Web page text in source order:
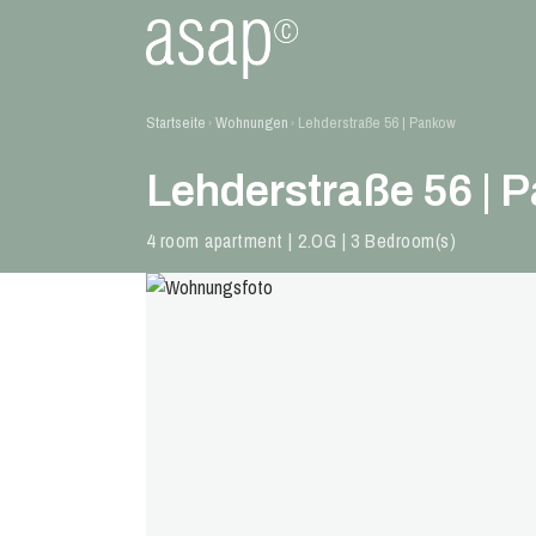
Startseite › Wohnungen › Lehderstraße 56 | Pankow
Lehderstraße 56 |
4 room apartment | 2.OG | 3 Bedroom(s)